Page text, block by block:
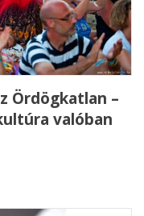
Ördögkatlan –
valóban